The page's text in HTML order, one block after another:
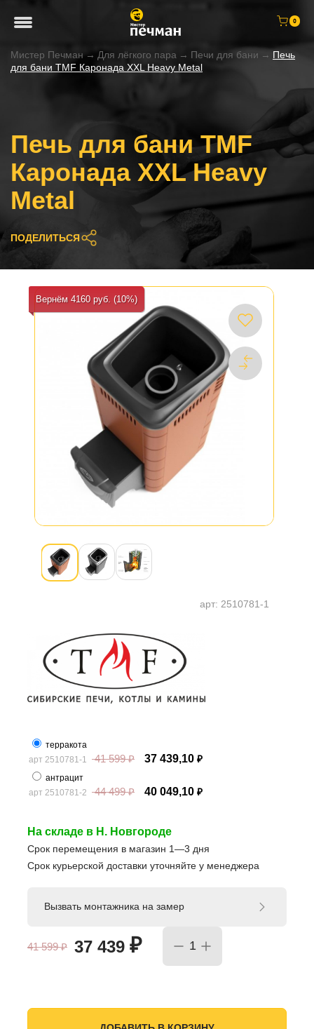
0
Мистер Печман → Для лёгкого пара → Печи для бани → Печь
для бани TMF Каронада XXL Heavy Metal
Печь для бани TMF
Каронада XXL Heavy
Metal
ПОДЕЛИТЬСЯ
Вернём 4160 руб. (10%)
арт: 2510781-1
терракота
арт 2510781-1
41 599₽ 37 439,10 ₽
антрацит
арт 2510781-2 44 499₽ 40 049,10 ₽
На складе в Н. Новгороде
Срок перемещения в магазин 1—3 дня
Срок курьерской доставки уточняйте у менеджера
41 599₽ 37 439 ₽
Вызвать монтажника на замер